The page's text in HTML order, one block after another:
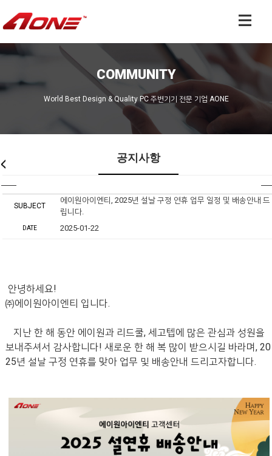
COMMUNITY
World Best Design & Quality PC 주변기기 전문 기업 AONE
공지사항
SUBJECT
에이원아이엔티, 2025년 설날 구정 연휴 업무 일정 및 배송안내 드
립니다.
DATE 2025-01-22
안녕하세요!
㈜에이원아이엔티 입니다.
지난 한 해 동안 에이원과 리드쿨,세고텝에 많은 관심과 성원을
보내주셔서 감사합니다! 새로운 한 해 복 많이 받으시길 바라며, 20
25년 설날 구정 연휴를 맞아 업무 및 배송안내 드리고자합니다.